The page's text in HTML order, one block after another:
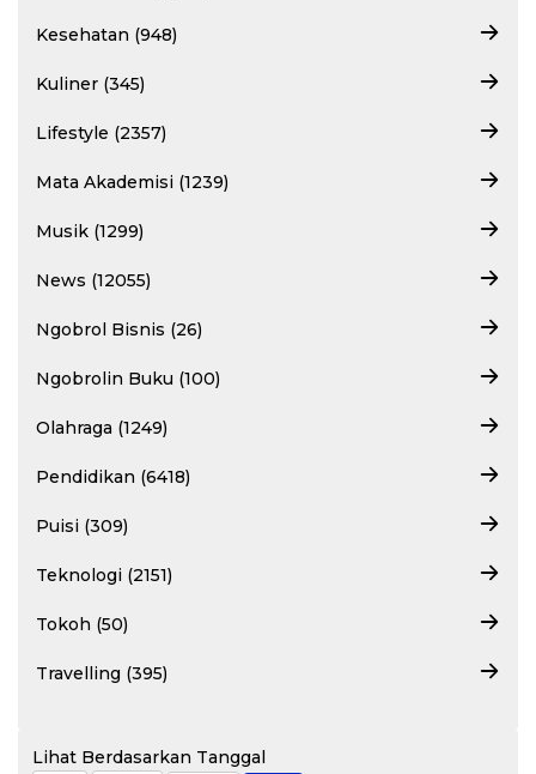
Kesehatan (948)
Kuliner (345)
Lifestyle (2357)
Mata Akademisi (1239)
Musik (1299)
News (12055)
Ngobrol Bisnis (26)
Ngobrolin Buku (100)
Olahraga (1249)
Pendidikan (6418)
Puisi (309)
Teknologi (2151)
Tokoh (50)
Travelling (395)
Lihat Berdasarkan Tanggal